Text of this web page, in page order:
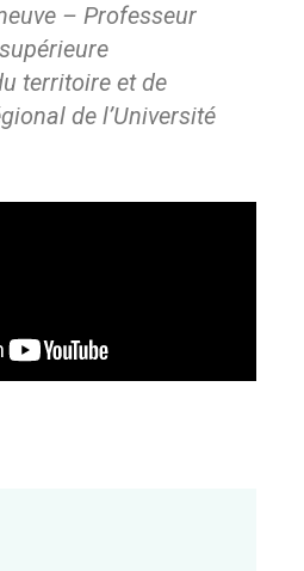
– Professeur
territoire et de
de l’Université